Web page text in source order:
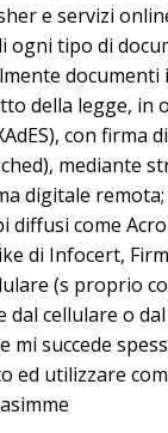
e servizi
ogni tipo di
documenti
della legge, in
con firma
mediante
digitale
diffusi come
di Infocert,
(s proprio
cellulare o
mi succede
ed utilizzare